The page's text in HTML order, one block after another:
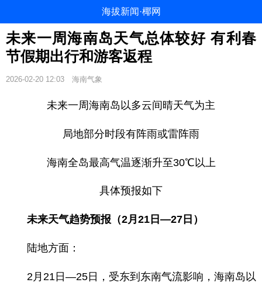
海拔新闻·椰网
未来一周海南岛天气总体较好 有利春
节假期出行和游客返程
2026-02-20 12:03 海南气象
未来一周海南岛以多云间晴天气为主
局地部分时段有阵雨或雷阵雨
海南全岛最高气温逐渐升至30℃以上
具体预报如下
未来天气趋势预报（2月21日—27日）
陆地方面：
2月21日—25日，受东到东南气流影响，海南岛以